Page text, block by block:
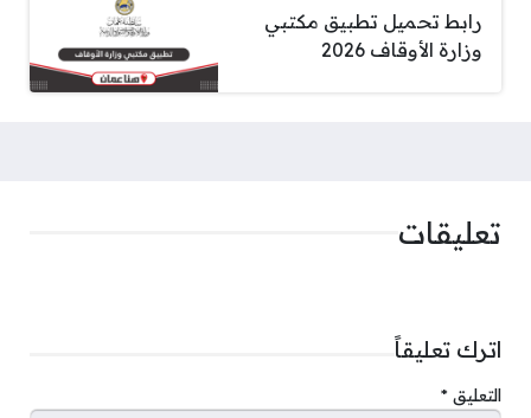
رابط تحميل تطبيق مكتبي
وزارة الأوقاف 2026
تعليقات
اترك تعليقاً
التعليق *